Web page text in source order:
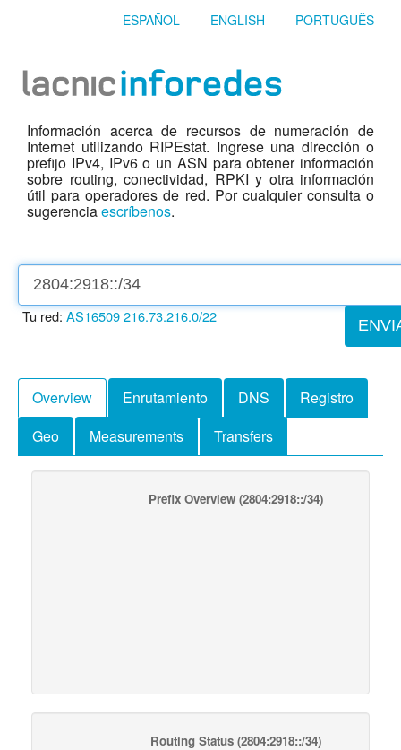
ESPAÑOL ENGLISH PORTUGUÊS
Información acerca de recursos de numeración de
Internet utilizando RIPEstat. Ingrese una dirección o
prefijo IPv4, IPv6 o un ASN para obtener información
sobre routing, conectividad, RPKI y otra información
útil para operadores de red. Por cualquier consulta o
sugerenciaescríbenos.
Tu red: AS16509216.73.216.0/22
Overview Enrutamiento DNS
Registro
Geo
Measurements Transfers
Prefix Overview (2804:2918::/34)
Routing Status (2804:2918::/34)